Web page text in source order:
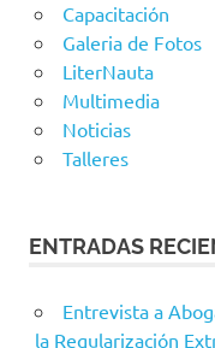
Capacitación
Galeria de Fotos
LiterNauta
Multimedia
Noticias
Talleres
ENTRADAS
Entrevista a
la Regularización